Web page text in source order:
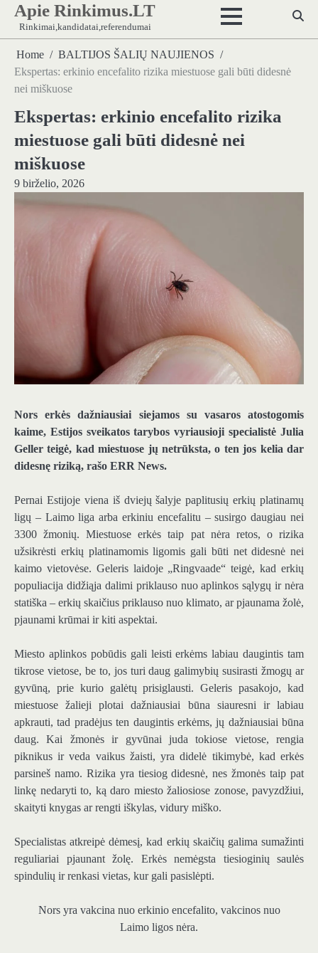
Skip
content
Apie Rinkimus.LT
Rinkimai,kandidatai,referendumai
Home
BALTIJOS ŠALIŲ NAUJIENOS
Ekspertas: erkinio encefalito rizika miestuose gali būti didesnė
nei miškuose
Ekspertas: erkinio encefalito rizika
miestuose gali būti didesnė nei
miškuose
9 birželio, 2026
Nors erkės dažniausiai siejamos su vasaros atostogomis
kaime, Estijos sveikatos tarybos vyriausioji specialistė Julia
Geller teigė, kad miestuose jų netrūksta, o ten jos kelia dar
didesnę riziką, rašo ERR News.
Pernai Estijoje viena iš dviejų šalyje paplitusių erkių platinamų
ligų – Laimo liga arba erkiniu encefalitu – susirgo daugiau nei
3300 žmonių. Miestuose erkės taip pat nėra retos, o rizika
užsikrėsti erkių platinamomis ligomis gali būti net didesnė nei
kaimo vietovėse. Geleris laidoje „Ringvaade“ teigė, kad erkių
populiacija didžiąja dalimi priklauso nuo aplinkos sąlygų ir nėra
statiška – erkių skaičius priklauso nuo klimato, ar pjaunama žolė,
pjaunami krūmai ir kiti aspektai.
Miesto aplinkos pobūdis gali leisti erkėms labiau daugintis tam
tikrose vietose, be to, jos turi daug galimybių susirasti žmogų ar
gyvūną, prie kurio galėtų prisiglausti. Geleris pasakojo, kad
miestuose žalieji plotai dažniausiai būna siauresni ir labiau
apkrauti, tad pradėjus ten daugintis erkėms, jų dažniausiai būna
daug. Kai žmonės ir gyvūnai juda tokiose vietose, rengia
piknikus ir veda vaikus žaisti, yra didelė tikimybė, kad erkės
parsineš namo. Rizika yra tiesiog didesnė, nes žmonės taip pat
linkę nedaryti to, ką daro miesto žaliosiose zonose, pavyzdžiui,
skaityti knygas ar rengti iškylas, vidury miško.
Specialistas atkreipė dėmesį, kad erkių skaičių galima sumažinti
reguliariai pjaunant žolę. Erkės nemėgsta tiesioginių saulės
spindulių ir renkasi vietas, kur gali pasislėpti.
Nors yra vakcina nuo erkinio encefalito, vakcinos nuo
Laimo ligos nėra.